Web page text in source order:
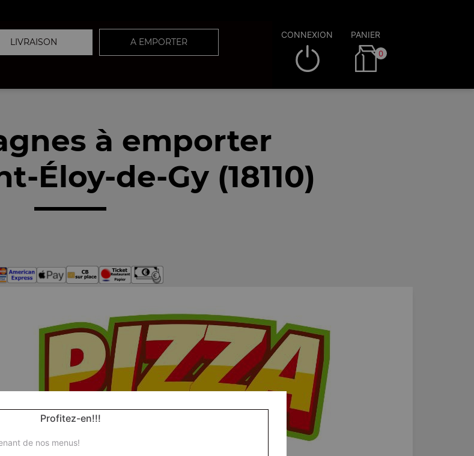
LIVRAISON A EMPORTER
CONNEXION PANIER
0
à emporter
Éloy-de-Gy (18110)
Profitez-en!!!
de nos menus!